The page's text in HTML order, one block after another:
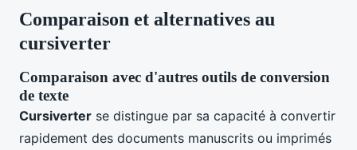
Comparaison et alternatives au
cursiverter
Comparaison avec d'autres outils de conversion
de texte
Cursiverter se distingue par sa capacité à convertir
rapidement des documents manuscrits ou imprimés